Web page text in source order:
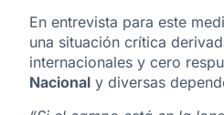
En entrevista para este
una situación crítica
internacionales y cero
Nacional y diversas